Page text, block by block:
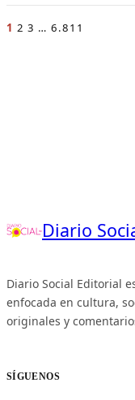
1 2 3 … 6.811
Diario
Diario Social Editorial
enfocada en cultura,
originales y
SÍGUENOS